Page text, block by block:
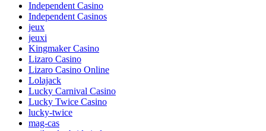
Independent Casino
Independent Casinos
jeux
jeuxi
Kingmaker Casino
Lizaro Casino
Lizaro Casino Online
Lolajack
Lucky Carnival Casino
Lucky Twice Casino
lucky-twice
mag-cas